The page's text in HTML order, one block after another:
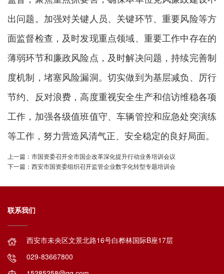
出问题。加强对关键人员、关键环节、重要风险等方
面监督检查，及时发现重点领域、重要工作中存在的
薄弱环节和廉政风险点，及时解决问题，持续完善制
度机制，堵塞风险漏洞。切实做到为基层减负、厉行
节约、反对浪费，高度重视安全生产和信访维稳各项
工作，加强各级值班值守、车辆管控和应急处突演练
等工作，努力营造风清气正、安全稳定的良好局面。
上一篇：市国资委召开全市国企改革深化提升行动业务培训会议
下一篇：西安市国资委组织召开监管企业数字化转型专题培训会
联系我们
西安市未央区文景北路16号白桦林国际B座17层
029-83667800